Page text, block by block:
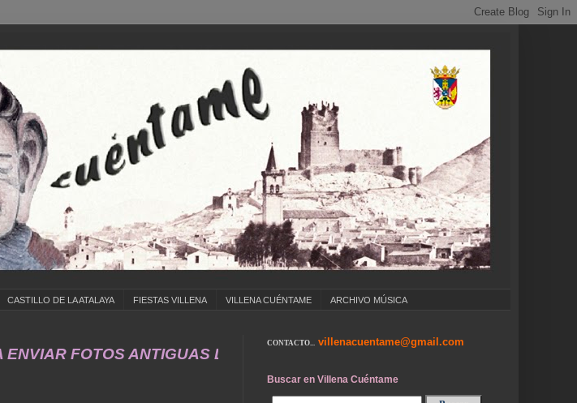
CASTILLO DE LA ATALAYA FIESTAS VILLENA VILLENA CUÉNTAME ARCHIVO MÚSICA
FOTOS ANTIGUAS DE ... COLEGIOS ... CUMPLEAÑOS ... CARNAVAL ...
CONTACTO... villenacuentame@gmail.com
Buscar en Villena Cuéntame